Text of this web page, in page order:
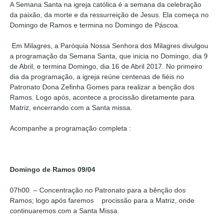
A Semana Santa na igreja católica é a semana da celebração
da paixão, da morte e da ressurreição de Jesus. Ela começa no
Domingo de Ramos e termina no Domingo de Páscoa.
Em Milagres, a Paróquia Nossa Senhora dos Milagres divulgou
a programação da Semana Santa, que inicia no Domingo, dia 9
de Abril, e termina Domingo, dia 16 de Abril 2017. No primeiro
dia da programação, a igreja reúne centenas de fiéis no
Patronato Dona Zefinha Gomes para realizar a benção dos
Ramos. Logo após, acontece a procissão diretamente para
Matriz, encerrando com a Santa missa.
Acompanhe a programação completa :
Domingo de Ramos 09/04
07h00. – Concentração no Patronato para a bênção dos
Ramos; logo após faremos procissão para a Matriz, onde
continuaremos com a Santa Missa.